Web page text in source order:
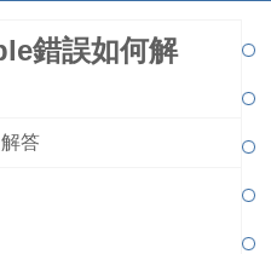
錯誤如何解
答